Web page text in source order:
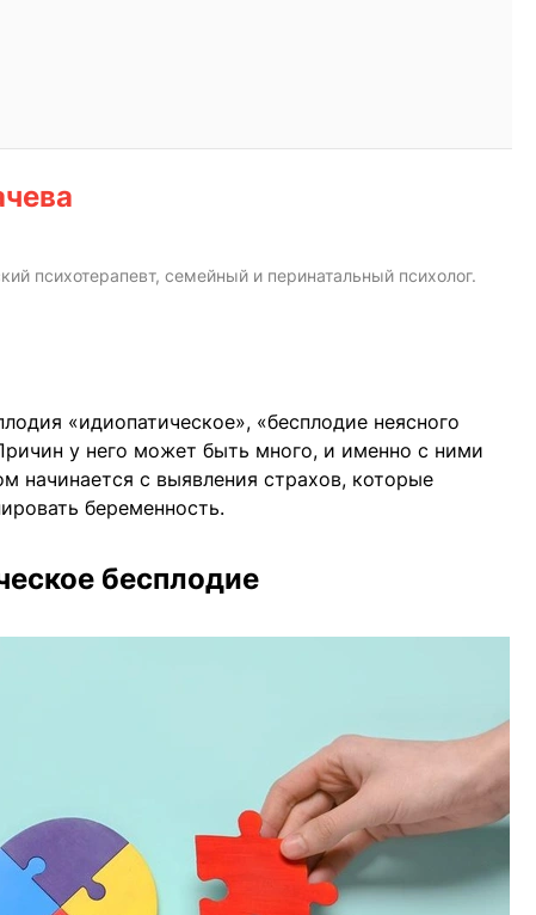
психотерапевт, семейный и перинатальный психолог.
«идиопатическое», «бесплодие неясного
у него может быть много, и именно с ними
начинается с выявления страхов, которые
беременность.
бесплодие